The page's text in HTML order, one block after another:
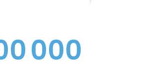
000